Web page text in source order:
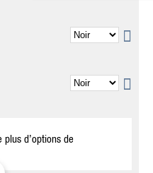
plus d’options de